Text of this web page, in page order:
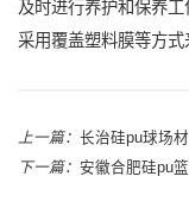
及时进行养护和保养
采用覆盖塑料膜等方式
上一篇： 长治硅pu球场
下一篇： 安徽合肥硅pu